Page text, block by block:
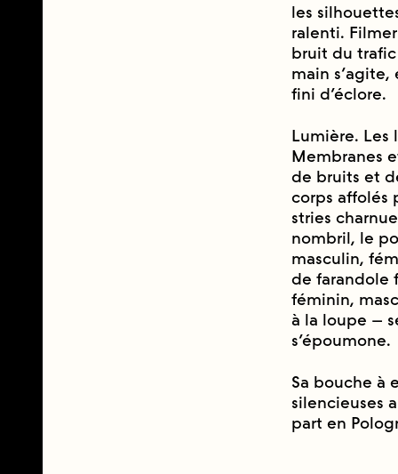
les
ralenti.
bruit du trafic
main
fini d’éclore.
Lumière. Les
Membranes
de bruits et
corps affolés
stries
nombril, le
masculin,
de farandole
féminin,
à la loupe –
s’époumone.
Sa bouche à
silencieuses
part en